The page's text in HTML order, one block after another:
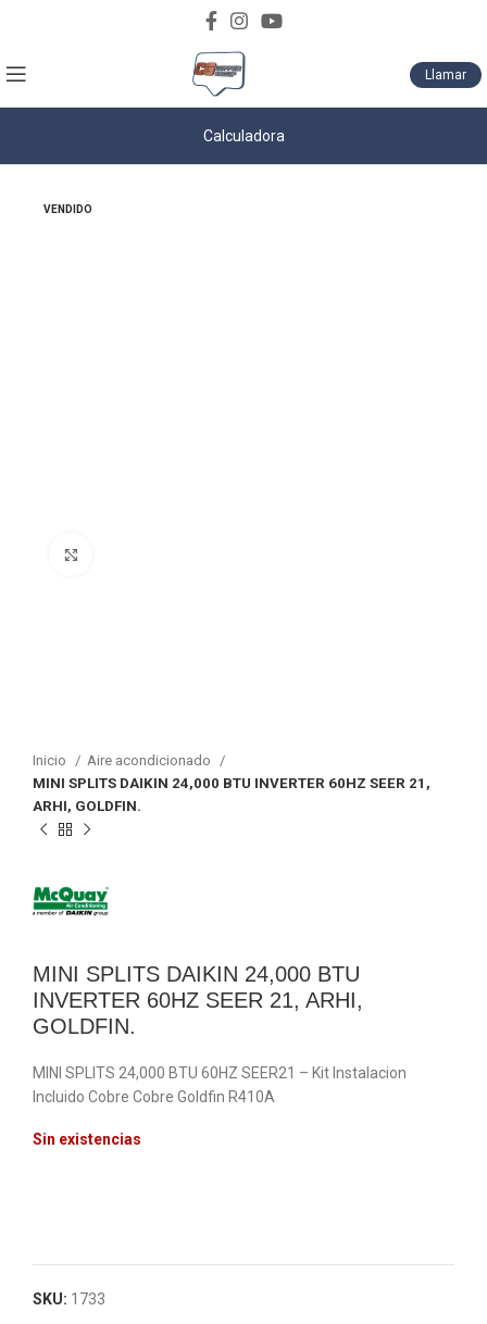
Llamar
Calculadora
VENDIDO
Inicio
Aire acondicionado
MINI SPLITS DAIKIN 24,000 BTU INVERTER 60HZ SEER 21,
ARHI, GOLDFIN.
MINI SPLITS DAIKIN 24,000 BTU
INVERTER 60HZ SEER 21, ARHI,
GOLDFIN.
MINI SPLITS 24,000 BTU 60HZ SEER21 – Kit Instalacion
Incluido Cobre Cobre Goldfin R410A
Sin existencias
SKU: 1733
Descarga nuestro catálogo de productos